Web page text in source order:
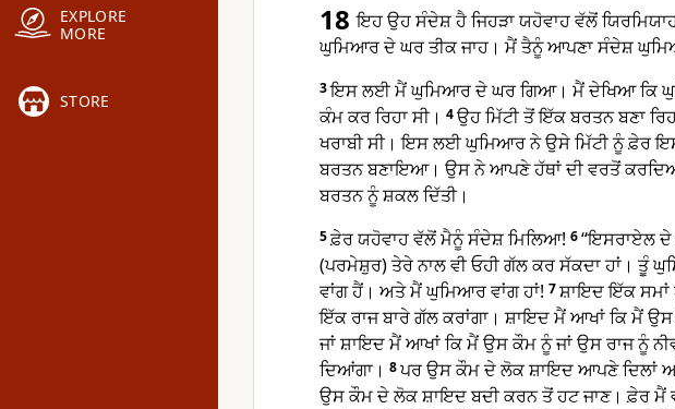
EXPLORE
MORE
STORE
18ਇਹ ਉਹ ਸੰਦੇਸ਼ ਹੈ ਜਿਹੜਾ ਯਹੋਵਾਹ ਵੱਲੋਂ
ਘੁਮਿਆਰ ਦੇ ਘਰ ਤੀਕ ਜਾਹ। ਮੈਂ ਤੈਨੂੰ ਆਪਣਾ ਸੰਦੇਸ਼
3ਇਸ ਲਈ ਮੈਂ ਘੁਮਿਆਰ ਦੇ ਘਰ ਗਿਆ। ਮੈਂ ਦੇਖਿਆ ਕਿ
ਕੰਮ ਕਰ ਰਿਹਾ ਸੀ। 4ਉਹ ਮਿੱਟੀ ਤੋਂ ਇੱਕ ਬਰਤਨ ਬਣਾ
ਖਰਾਬੀ ਸੀ। ਇਸ ਲਈ ਘੁਮਿਆਰ ਨੇ ਉਸੇ ਮਿੱਟੀ ਨੂੰ ਫ਼ੇਰ
ਬਰਤਨ ਬਣਾਇਆ। ਉਸ ਨੇ ਆਪਣੇ ਹੱਥਾਂ ਦੀ ਵਰਤੋਂ
ਬਰਤਨ ਨੂੰ ਸ਼ਕਲ ਦਿੱਤੀ।
5ਫ਼ੇਰ ਯਹੋਵਾਹ ਵੱਲੋਂ ਮੈਨੂੰ ਸੰਦੇਸ਼ ਮਿਲਿਆ! 6“ਇਸਰਾਏਲ ਦੇ
(ਪਰਮੇਸ਼ੁਰ) ਤੇਰੇ ਨਾਲ ਵੀ ਓਹੀ ਗੱਲ ਕਰ ਸੱਕਦਾ ਹਾਂ। ਤੂੰ
ਵਾਂਗ ਹੈਂ। ਅਤੇ ਮੈਂ ਘੁਮਿਆਰ ਵਾਂਗ ਹਾਂ! 7ਸ਼ਾਇਦ ਇੱਕ
ਇੱਕ ਰਾਜ ਬਾਰੇ ਗੱਲ ਕਰਾਂਗਾ। ਸ਼ਾਇਦ ਮੈਂ ਆਖਾਂ ਕਿ ਮੈਂ
ਜਾਂ ਸ਼ਾਇਦ ਮੈਂ ਆਖਾਂ ਕਿ ਮੈਂ ਉਸ ਕੌਮ ਨੂੰ ਜਾਂ ਉਸ ਰਾਜ ਨੂੰ
ਦਿਆਂਗਾ। 8ਪਰ ਉਸ ਕੌਮ ਦੇ ਲੋਕ ਸ਼ਾਇਦ ਆਪਣੇ ਦਿਲਾਂ
ਉਸ ਕੌਮ ਦੇ ਲੋਕ ਸ਼ਾਇਦ ਬਦੀ ਕਰਨ ਤੋਂ ਹਟ ਜਾਣ। ਫ਼ੇਰ ਮੈਂ